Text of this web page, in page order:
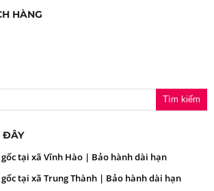
HÀNG
ĐÂY
tại xã Vĩnh Hào | Bảo hành dài hạn
tại xã Trung Thành | Bảo hành dài hạn